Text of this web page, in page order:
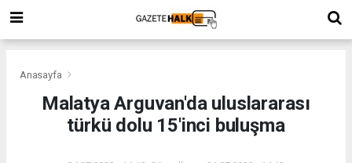
Anasayfa
Malatya Arguvan'da uluslararası
türkü dolu 15'inci buluşma